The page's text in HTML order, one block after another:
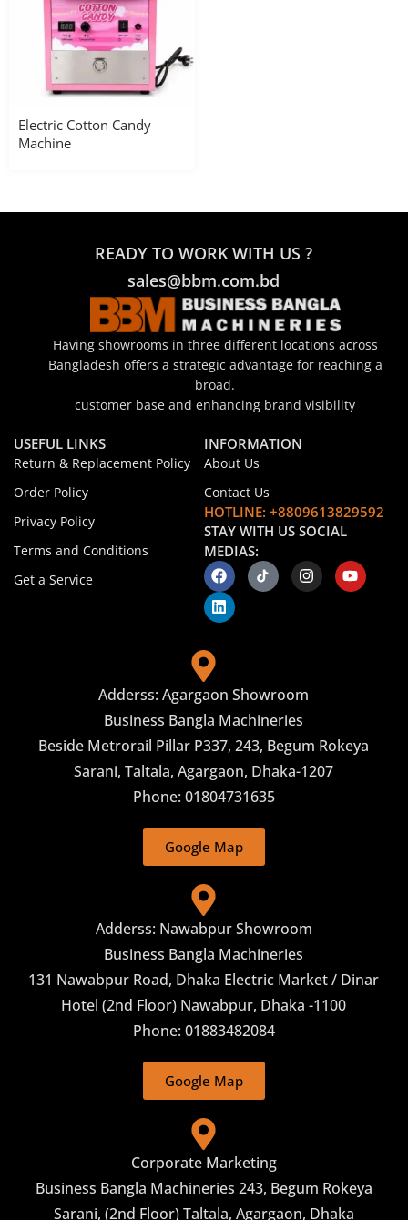
Electric Cotton Candy
Machine
READY TO WORK WITH US ?
sales@bbm.com.bd
Having showrooms in three different locations across
Bangladesh offers a strategic advantage for reaching a
broad.
customer base and enhancing brand visibility
USEFUL LINKS
Return & Replacement Policy
Order Policy
Privacy Policy
Terms and Conditions
Get a Service
INFORMATION
About Us
Contact Us
HOTLINE: +8809613829592
STAY WITH US SOCIAL
MEDIAS:
Adderss: Agargaon Showroom
Business Bangla Machineries
Beside Metrorail Pillar P337, 243, Begum Rokeya
Sarani, Taltala, Agargaon, Dhaka-1207
Phone: 01804731635
Google Map
Adderss: Nawabpur Showroom
Business Bangla Machineries
131 Nawabpur Road, Dhaka Electric Market / Dinar
Hotel (2nd Floor) Nawabpur, Dhaka -1100
Phone: 01883482084
Google Map
Corporate Marketing
Business Bangla Machineries 243, Begum Rokeya
Sarani, (2nd Floor) Taltala, Agargaon, Dhaka